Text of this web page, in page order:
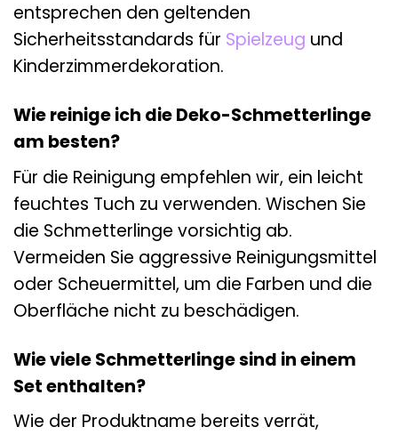
entsprechen den geltenden
Sicherheitsstandards für Spielzeug und
Kinderzimmerdekoration.
Wie reinige ich die Deko-Schmetterlinge
am besten?
Für die Reinigung empfehlen wir, ein leicht
feuchtes Tuch zu verwenden. Wischen Sie
die Schmetterlinge vorsichtig ab.
Vermeiden Sie aggressive Reinigungsmittel
oder Scheuermittel, um die Farben und die
Oberfläche nicht zu beschädigen.
Wie viele Schmetterlinge sind in einem
Set enthalten?
Wie der Produktname bereits verrät,